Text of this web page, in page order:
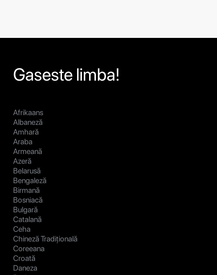
Gaseste limba!
Afrikaans
Albaneză
Amhară
Araba
Armeană
Azeră
Belarusă
Bengaleză
Birmană
Bosniacă
Bulgară
Catalană
Ceha
Chineză Tradițională
Coreeana
Croată
Daneza